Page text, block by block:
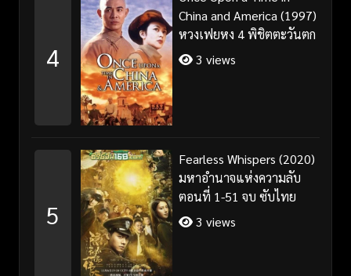
4
China and America (1997)
หวงเฟยหง 4 พิชิตตะวันตก
3 views
5
Fearless Whispers (2020)
มหาอำนาจแห่งความลับ
ตอนที่ 1-51 จบ ซับไทย
3 views